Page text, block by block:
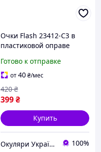
Очки Flash 23412-C3 в
пластиковой оправе
Готово к отправке
от40₴/мес
399₴
420 ₴
Купить
Окуляри Україна 100%